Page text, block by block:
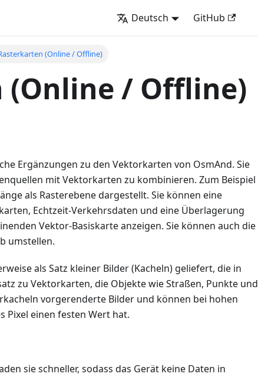
Deutsch GitHub
(Online / Offline)
/ Offline)
Ergänzungen zu den Vektorkarten von OsmAnd. Sie
mit Vektorkarten zu kombinieren. Zum Beispiel
als Rasterebene dargestellt. Sie können eine
Echtzeit-Verkehrsdaten und eine Überlagerung
Vektor-Basiskarte anzeigen. Sie können auch die
umstellen.
als Satz kleiner Bilder (Kacheln) geliefert, die in
zu Vektorkarten, die Objekte wie Straßen, Punkte und
vorgerenderte Bilder und können bei hohen
Pixel einen festen Wert hat.
sie schneller, sodass das Gerät keine Daten in